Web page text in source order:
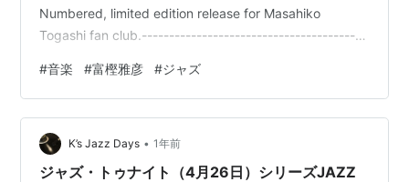
Numbered, limited edition release for Masahiko
Togashi fan club.-----------------------------------------
Ringsをはじめとする、幾つかのソロの一つ。菊地…
#音楽 #富樫雅彦 #ジャズ
K’s Jazz Days • 1年前
ジャズ・トゥナイト（4月26日）シリーズJAZZ